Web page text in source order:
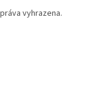
vyhrazena.